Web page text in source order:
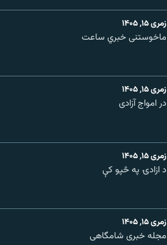
زمری ۱۵, ۱۴۰۵
ماخوستنی خبري ساعت
زمری ۱۵, ۱۴۰۵
در امواج آزادی
زمری ۱۵, ۱۴۰۵
د ازادۍ په څپو کې
زمری ۱۵, ۱۴۰۵
مجله خبری شامگاهی